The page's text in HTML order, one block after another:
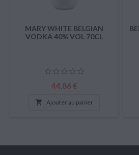
MARY WHITE BELGIAN
VODKA 40% VOL 70CL
Prix
44,86 €
 Ajouter au panier